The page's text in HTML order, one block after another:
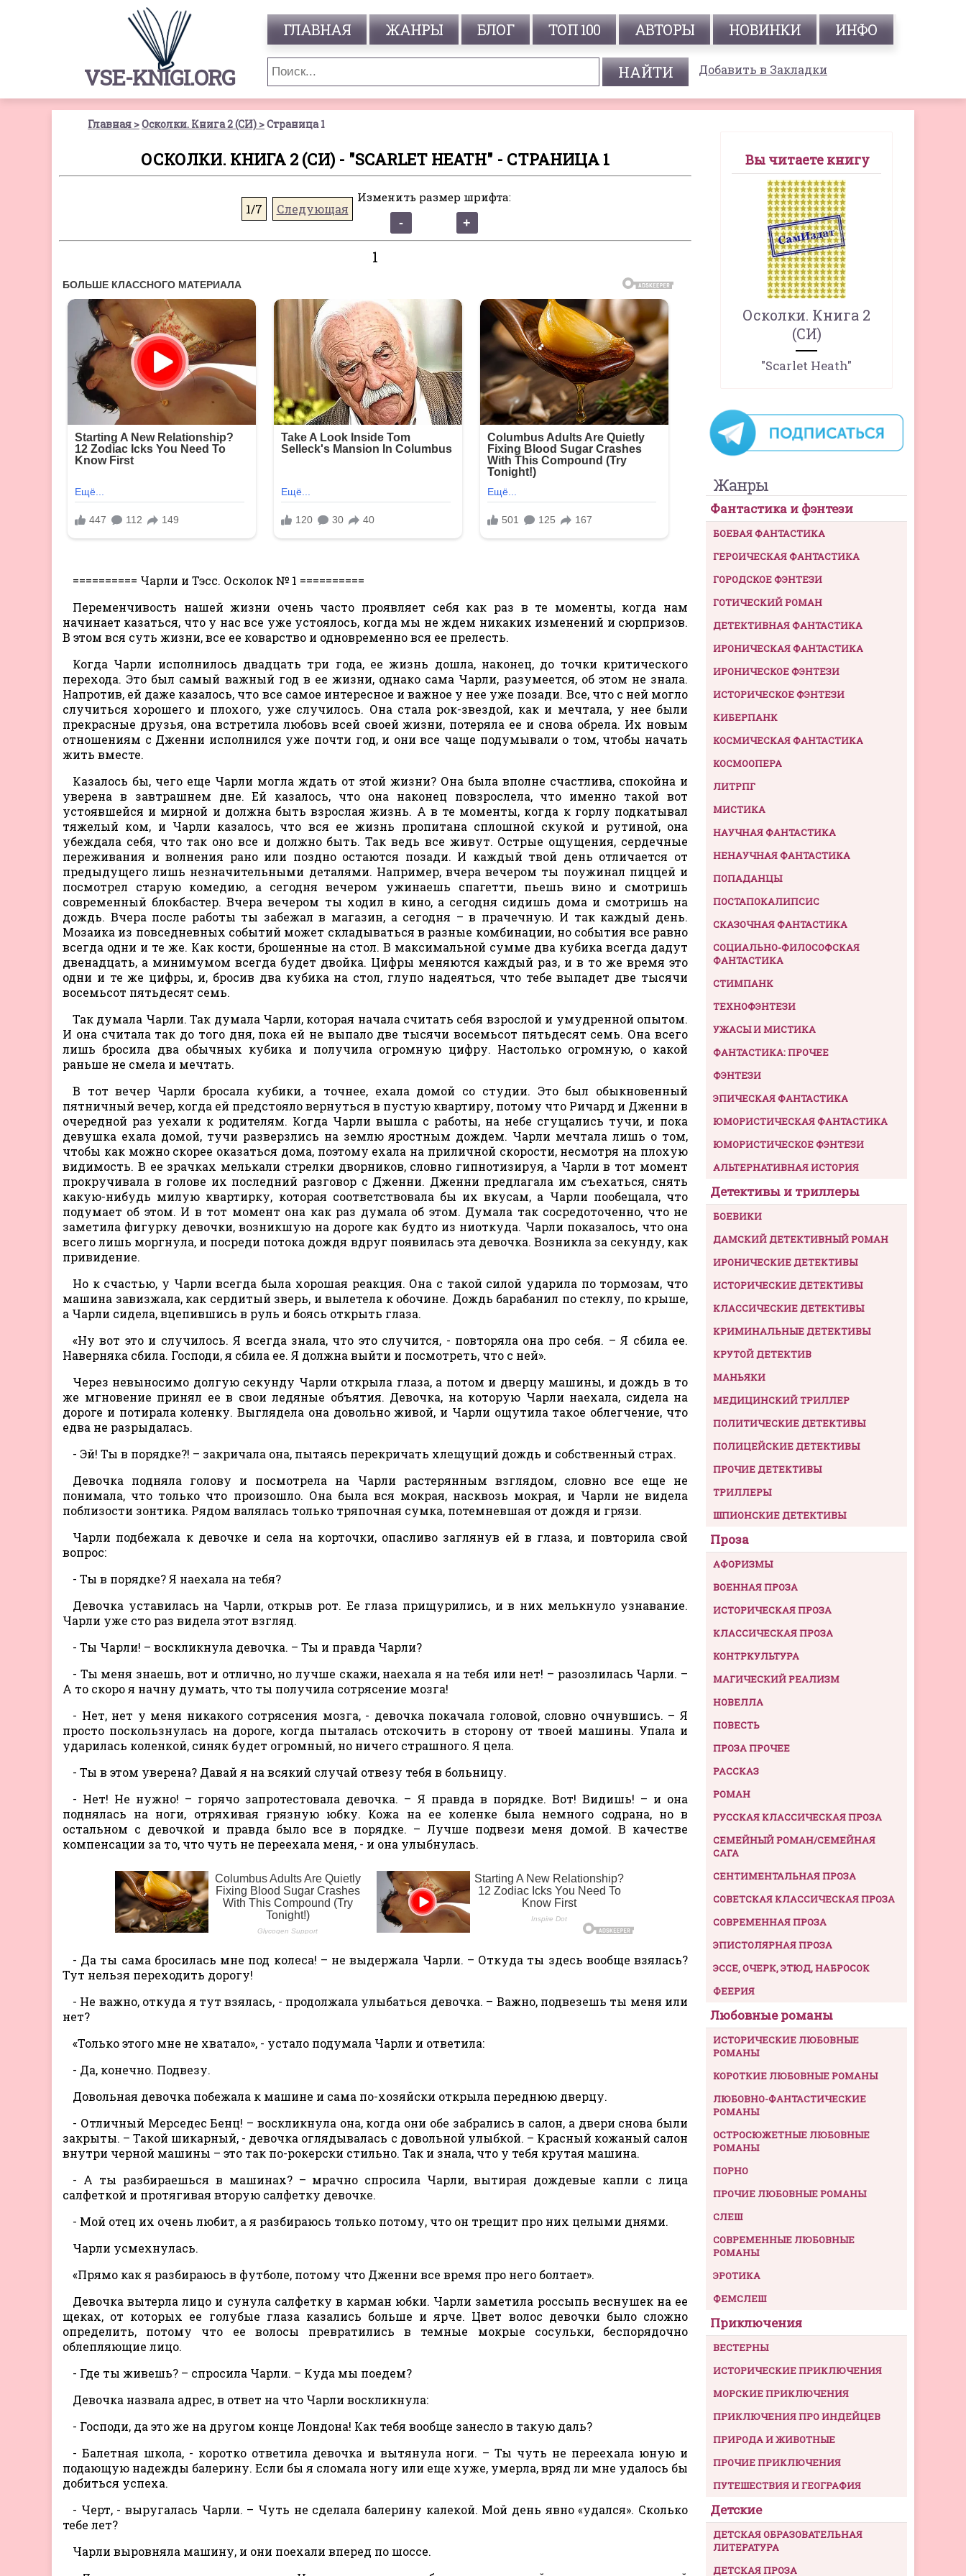
VSE-KNIGI.ORG
ГЛАВНАЯ ЖАНРЫ БЛОГ ТОП 100 АВТОРЫ НОВИНКИ ИНФО
Добавить в Закладки
Главная Осколки. Книга 2 (СИ) Страница 1
ОСКОЛКИ. КНИГА 2 (СИ) - "SCARLET HEATH" - СТРАНИЦА 1
1/7 Следующая
Изменить размер шрифта:
1
========== Чарли и Тэсс. Осколок № 1 ==========
Переменчивость нашей жизни очень часто проявляет себя как раз в те моменты, когда нам
начинает казаться, что у нас все уже устоялось, когда мы не ждем никаких изменений и сюрпризов.
В этом вся суть жизни, все ее коварство и одновременно вся ее прелесть.
Когда Чарли исполнилось двадцать три года, ее жизнь дошла, наконец, до точки критического
перехода. Это был самый важный год в ее жизни, однако сама Чарли, разумеется, об этом не знала.
Напротив, ей даже казалось, что все самое интересное и важное у нее уже позади. Все, что с ней могло
случиться хорошего и плохого, уже случилось. Она стала рок-звездой, как и мечтала, у нее были
прекрасные друзья, она встретила любовь всей своей жизни, потеряла ее и снова обрела. Их новым
отношениям с Дженни исполнился уже почти год, и они все чаще подумывали о том, чтобы начать
жить вместе.
Казалось бы, чего еще Чарли могла ждать от этой жизни? Она была вполне счастлива, спокойна и
уверена в завтрашнем дне. Ей казалось, что она наконец повзрослела, что именно такой вот
устоявшейся и мирной и должна быть взрослая жизнь. А в те моменты, когда к горлу подкатывал
тяжелый ком, и Чарли казалось, что вся ее жизнь пропитана сплошной скукой и рутиной, она
убеждала себя, что так оно все и должно быть. Так ведь все живут. Острые ощущения, сердечные
переживания и волнения рано или поздно остаются позади. И каждый твой день отличается от
предыдущего лишь незначительными деталями. Например, вчера вечером ты поужинал пиццей и
посмотрел старую комедию, а сегодня вечером ужинаешь спагетти, пьешь вино и смотришь
современный блокбастер. Вчера вечером ты ходил в кино, а сегодня сидишь дома и смотришь на
дождь. Вчера после работы ты забежал в магазин, а сегодня – в прачечную. И так каждый день.
Мозаика из повседневных событий может складываться в разные комбинации, но события все равно
всегда одни и те же. Как кости, брошенные на стол. В максимальной сумме два кубика всегда дадут
двенадцать, а минимумом всегда будет двойка. Цифры меняются каждый раз, и в то же время это
одни и те же цифры, и, бросив два кубика на стол, глупо надеяться, что тебе выпадет две тысячи
восемьсот пятьдесят семь.
Так думала Чарли. Так думала Чарли, которая начала считать себя взрослой и умудренной опытом.
И она считала так до того дня, пока ей не выпало две тысячи восемьсот пятьдесят семь. Она всего
лишь бросила два обычных кубика и получила огромную цифру. Настолько огромную, о какой
раньше не смела и мечтать.
В тот вечер Чарли бросала кубики, а точнее, ехала домой со студии. Это был обыкновенный
пятничный вечер, когда ей предстояло вернуться в пустую квартиру, потому что Ричард и Дженни в
очередной раз уехали к родителям. Когда Чарли вышла с работы, на небе сгущались тучи, и пока
девушка ехала домой, тучи разверзлись на землю яростным дождем. Чарли мечтала лишь о том,
чтобы как можно скорее оказаться дома, поэтому ехала на приличной скорости, несмотря на плохую
видимость. В ее зрачках мелькали стрелки дворников, словно гипнотизируя, а Чарли в тот момент
прокручивала в голове их последний разговор с Дженни. Дженни предлагала им съехаться, снять
какую-нибудь милую квартирку, которая соответствовала бы их вкусам, а Чарли пообещала, что
подумает об этом. И в тот момент она как раз думала об этом. Думала так сосредоточенно, что не
заметила фигурку девочки, возникшую на дороге как будто из ниоткуда. Чарли показалось, что она
всего лишь моргнула, и посреди потока дождя вдруг появилась эта девочка. Возникла за секунду, как
привидение.
Но к счастью, у Чарли всегда была хорошая реакция. Она с такой силой ударила по тормозам, что
машина завизжала, как сердитый зверь, и вылетела к обочине. Дождь барабанил по стеклу, по крыше,
а Чарли сидела, вцепившись в руль и боясь открыть глаза.
«Ну вот это и случилось. Я всегда знала, что это случится, - повторяла она про себя. – Я сбила ее.
Наверняка сбила. Господи, я сбила ее. Я должна выйти и посмотреть, что с ней».
Через невыносимо долгую секунду Чарли открыла глаза, а потом и дверцу машины, и дождь в то
же мгновение принял ее в свои ледяные объятия. Девочка, на которую Чарли наехала, сидела на
дороге и потирала коленку. Выглядела она довольно живой, и Чарли ощутила такое облегчение, что
едва не разрыдалась.
- Эй! Ты в порядке?! – закричала она, пытаясь перекричать хлещущий дождь и собственный страх.
Девочка подняла голову и посмотрела на Чарли растерянным взглядом, словно все еще не
понимала, что только что произошло. Она была вся мокрая, насквозь мокрая, и Чарли не видела
поблизости зонтика. Рядом валялась только тряпочная сумка, потемневшая от дождя и грязи.
Чарли подбежала к девочке и села на корточки, опасливо заглянув ей в глаза, и повторила свой
вопрос:
- Ты в порядке? Я наехала на тебя?
Девочка уставилась на Чарли, открыв рот. Ее глаза прищурились, и в них мелькнуло узнавание.
Чарли уже сто раз видела этот взгляд.
- Ты Чарли! – воскликнула девочка. – Ты и правда Чарли?
- Ты меня знаешь, вот и отлично, но лучше скажи, наехала я на тебя или нет! – разозлилась Чарли. –
А то скоро я начну думать, что ты получила сотрясение мозга!
- Нет, нет у меня никакого сотрясения мозга, - девочка покачала головой, словно очнувшись. – Я
просто поскользнулась на дороге, когда пыталась отскочить в сторону от твоей машины. Упала и
ударилась коленкой, синяк будет огромный, но ничего страшного. Я цела.
- Ты в этом уверена? Давай я на всякий случай отвезу тебя в больницу.
- Нет! Не нужно! – горячо запротестовала девочка. – Я правда в порядке. Вот! Видишь! – и она
поднялась на ноги, отряхивая грязную юбку. Кожа на ее коленке была немного содрана, но в
остальном с девочкой и правда было все в порядке. – Лучше подвези меня домой. В качестве
компенсации за то, что чуть не переехала меня, - и она улыбнулась.
- Да ты сама бросилась мне под колеса! – не выдержала Чарли. – Откуда ты здесь вообще взялась?
Тут нельзя переходить дорогу!
- Не важно, откуда я тут взялась, - продолжала улыбаться девочка. – Важно, подвезешь ты меня или
нет?
«Только этого мне не хватало», - устало подумала Чарли и ответила:
- Да, конечно. Подвезу.
Довольная девочка побежала к машине и сама по-хозяйски открыла переднюю дверцу.
- Отличный Мерседес Бенц! – воскликнула она, когда они обе забрались в салон, а двери снова были
закрыты. – Такой шикарный, - девочка оглядывалась с довольной улыбкой. – Красный кожаный салон
внутри черной машины – это так по-рокерски стильно. Так и знала, что у тебя крутая машина.
- А ты разбираешься в машинах? – мрачно спросила Чарли, вытирая дождевые капли с лица
салфеткой и протягивая вторую салфетку девочке.
- Мой отец их очень любит, а я разбираюсь только потому, что он трещит про них целыми днями.
Чарли усмехнулась.
«Прямо как я разбираюсь в футболе, потому что Дженни все время про него болтает».
Девочка вытерла лицо и сунула салфетку в карман юбки. Чарли заметила россыпь веснушек на ее
щеках, от которых ее голубые глаза казались больше и ярче. Цвет волос девочки было сложно
определить, потому что ее волосы превратились в темные мокрые сосульки, беспорядочно
облепляющие лицо.
- Где ты живешь? – спросила Чарли. – Куда мы поедем?
Девочка назвала адрес, в ответ на что Чарли воскликнула:
- Господи, да это же на другом конце Лондона! Как тебя вообще занесло в такую даль?
- Балетная школа, - коротко ответила девочка и вытянула ноги. – Ты чуть не переехала юную и
подающую надежды балерину. Если бы я сломала ногу или еще хуже, умерла, вряд ли мне удалось бы
добиться успеха.
- Черт, - выругалась Чарли. – Чуть не сделала балерину калекой. Мой день явно «удался». Сколько
тебе лет?
Чарли выровняла машину, и они поехали вперед по шоссе.
Вы читаете книгу
Осколки. Книга 2
(СИ)
"Scarlet Heath"
Жанры
Фантастика и фэнтези
БОЕВАЯ ФАНТАСТИКА
ГЕРОИЧЕСКАЯ ФАНТАСТИКА
ГОРОДСКОЕ ФЭНТЕЗИ
ГОТИЧЕСКИЙ РОМАН
ДЕТЕКТИВНАЯ ФАНТАСТИКА
ИРОНИЧЕСКАЯ ФАНТАСТИКА
ИРОНИЧЕСКОЕ ФЭНТЕЗИ
ИСТОРИЧЕСКОЕ ФЭНТЕЗИ
КИБЕРПАНК
КОСМИЧЕСКАЯ ФАНТАСТИКА
КОСМООПЕРА
ЛИТРПГ
МИСТИКА
НАУЧНАЯ ФАНТАСТИКА
НЕНАУЧНАЯ ФАНТАСТИКА
ПОПАДАНЦЫ
ПОСТАПОКАЛИПСИС
СКАЗОЧНАЯ ФАНТАСТИКА
СОЦИАЛЬНО-ФИЛОСОФСКАЯ
ФАНТАСТИКА
СТИМПАНК
ТЕХНОФЭНТЕЗИ
УЖАСЫ И МИСТИКА
ФАНТАСТИКА: ПРОЧЕЕ
ФЭНТЕЗИ
ЭПИЧЕСКАЯ ФАНТАСТИКА
ЮМОРИСТИЧЕСКАЯ ФАНТАСТИКА
ЮМОРИСТИЧЕСКОЕ ФЭНТЕЗИ
АЛЬТЕРНАТИВНАЯ ИСТОРИЯ
Детективы и триллеры
БОЕВИКИ
ДАМСКИЙ ДЕТЕКТИВНЫЙ РОМАН
ИРОНИЧЕСКИЕ ДЕТЕКТИВЫ
ИСТОРИЧЕСКИЕ ДЕТЕКТИВЫ
КЛАССИЧЕСКИЕ ДЕТЕКТИВЫ
КРИМИНАЛЬНЫЕ ДЕТЕКТИВЫ
КРУТОЙ ДЕТЕКТИВ
МАНЬЯКИ
МЕДИЦИНСКИЙ ТРИЛЛЕР
ПОЛИТИЧЕСКИЕ ДЕТЕКТИВЫ
ПОЛИЦЕЙСКИЕ ДЕТЕКТИВЫ
ПРОЧИЕ ДЕТЕКТИВЫ
ТРИЛЛЕРЫ
ШПИОНСКИЕ ДЕТЕКТИВЫ
Проза
АФОРИЗМЫ
ВОЕННАЯ ПРОЗА
ИСТОРИЧЕСКАЯ ПРОЗА
КЛАССИЧЕСКАЯ ПРОЗА
КОНТРКУЛЬТУРА
МАГИЧЕСКИЙ РЕАЛИЗМ
НОВЕЛЛА
ПОВЕСТЬ
ПРОЗА ПРОЧЕЕ
РАССКАЗ
РОМАН
РУССКАЯ КЛАССИЧЕСКАЯ ПРОЗА
СЕМЕЙНЫЙ РОМАН/СЕМЕЙНАЯ
САГА
СЕНТИМЕНТАЛЬНАЯ ПРОЗА
СОВЕТСКАЯ КЛАССИЧЕСКАЯ ПРОЗА
СОВРЕМЕННАЯ ПРОЗА
ЭПИСТОЛЯРНАЯ ПРОЗА
ЭССЕ, ОЧЕРК, ЭТЮД, НАБРОСОК
ФЕЕРИЯ
Любовные романы
ИСТОРИЧЕСКИЕ ЛЮБОВНЫЕ
РОМАНЫ
КОРОТКИЕ ЛЮБОВНЫЕ РОМАНЫ
ЛЮБОВНО-ФАНТАСТИЧЕСКИЕ
РОМАНЫ
ОСТРОСЮЖЕТНЫЕ ЛЮБОВНЫЕ
РОМАНЫ
ПОРНО
ПРОЧИЕ ЛЮБОВНЫЕ РОМАНЫ
СЛЕШ
СОВРЕМЕННЫЕ ЛЮБОВНЫЕ
РОМАНЫ
ЭРОТИКА
ФЕМСЛЕШ
Приключения
ВЕСТЕРНЫ
ИСТОРИЧЕСКИЕ ПРИКЛЮЧЕНИЯ
МОРСКИЕ ПРИКЛЮЧЕНИЯ
ПРИКЛЮЧЕНИЯ ПРО ИНДЕЙЦЕВ
ПРИРОДА И ЖИВОТНЫЕ
ПРОЧИЕ ПРИКЛЮЧЕНИЯ
ПУТЕШЕСТВИЯ И ГЕОГРАФИЯ
Детские
ДЕТСКАЯ ОБРАЗОВАТЕЛЬНАЯ
ЛИТЕРАТУРА
ДЕТСКАЯ ПРОЗА